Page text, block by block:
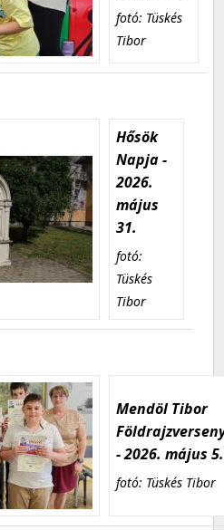
fotó: Tüskés
Tibor
Hősök
Napja -
2026.
május
31.
fotó:
Tüskés
Tibor
Mendöl Tibor
- 2026. május 5.
fotó: Tüskés Tibor